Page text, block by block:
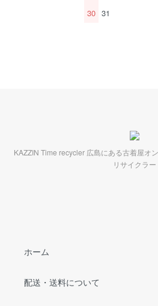
30 31
KAZZIN Time recycler 広島にある古着屋オ
リサイクラー
ホーム
配送・送料について